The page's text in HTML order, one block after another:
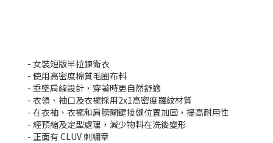
- 女裝短版半拉鍊衛衣
- 使用高密度棉質毛圈布料
- 垂墜肩線設計，穿著時更自然舒適
- 衣領、袖口及衣襬採用2x1高密度羅紋材質
- 在衣袖、衣襬和肩膀關鍵接縫位置加固，提高耐用性
- 經預縮及定型處理，減少物料在洗後變形
- 正面有 CLUV 刺繡章